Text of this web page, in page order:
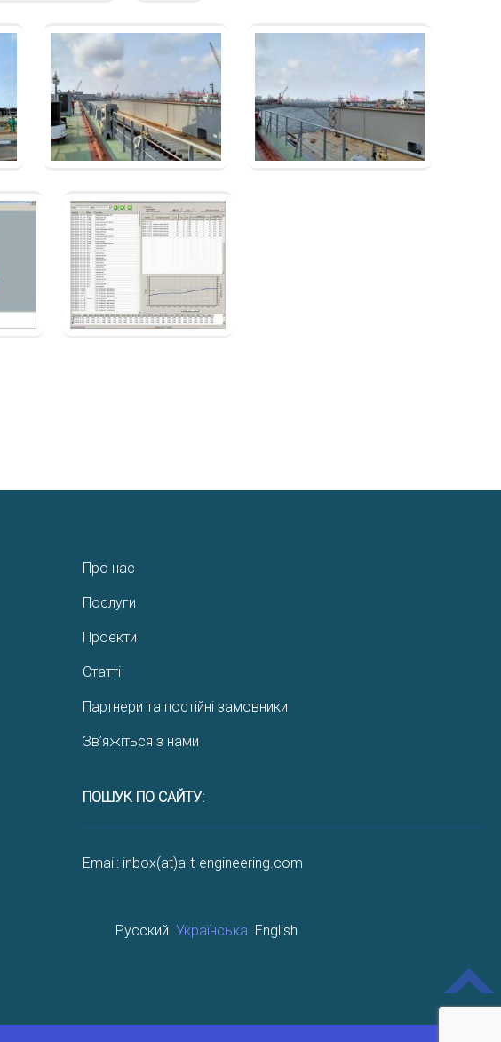
Про нас
Послуги
Проекти
Статті
Партнери та постійні замовники
Зв’яжіться з нами
ПОШУК ПО САЙТУ:
Email: inbox(at)a-t-engineering.com
Русский Українська English